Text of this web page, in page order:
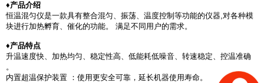
♦产品介绍
恒温混匀仪是一款具有整合混匀、振荡、温度控制等功能的仪器,对各种模
块进行加热孵育、催化的功能。 满足不同用户的需求。
♦产品特点
升温速度快、加热均匀、稳定性高、低能耗低噪音、转速稳定、控温准确
。
内置超温保护装置 ：使用更安全可靠，延长机器使用寿命。